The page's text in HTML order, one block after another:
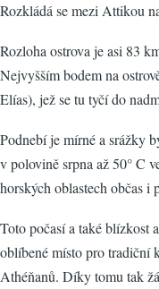
Rozkládá se mezi Attikou
Rozloha ostrova je asi 83
Nejvyšším bodem na
Elías), jež se tu tyčí do
Podnebí je mírné a srážky
v polovině srpna až 50° C
horských oblastech občas i
Toto počasí a také blízkost
oblíbené místo pro tradiční
Athéňanů. Díky tomu tak